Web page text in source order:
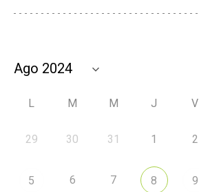
L M M J V
29 30 31 1 2
5 6 7 8 9